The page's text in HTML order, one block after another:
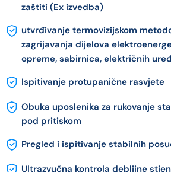
zaštiti (Ex izvedba)
utvrđivanje termovizijskom
zagrijavanja dijelova
opreme, sabirnica, električnih
Ispitivanje protupanične rasvjete
Obuka uposlenika za rukovanje
pod pritiskom
Pregled i ispitivanje stabilnih
Ultrazvučna kontrola debljine